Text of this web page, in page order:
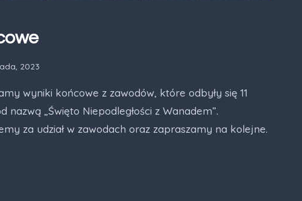
2023
wyniki końcowe z zawodów, które odbyły się 11
nazwą „Święto Niepodległości z Wanadem”.
za udział w zawodach oraz zapraszamy na kolejne.